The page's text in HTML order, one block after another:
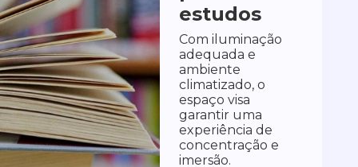
estudos
Com iluminação
adequada e
ambiente
climatizado, o
espaço visa
garantir uma
experiência de
concentração e
imersão.